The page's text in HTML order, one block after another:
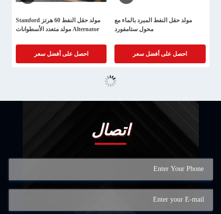
مولد حقل النفط المبرد بالماء مع
محول ستامفورد
احصل على أفضل سعر
مولد حقل النفط 60 هرتز Stamford
Alternator مولد متعدد الأسطوانات
احصل على أفضل سعر
اتصال